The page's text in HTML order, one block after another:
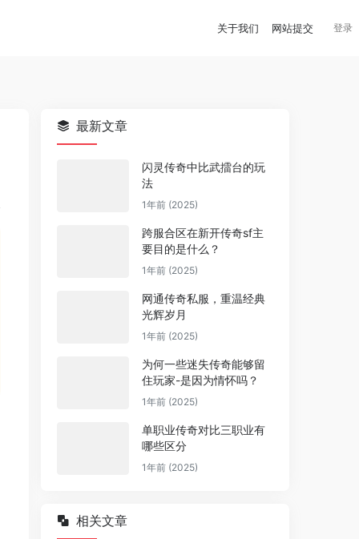
关于我们 网站提交 登录
最新文章
闪灵传奇中比武擂台的玩
法
1年前 (2025)
跨服合区在新开传奇sf主
要目的是什么？
1年前 (2025)
网通传奇私服，重温经典
光辉岁月
1年前 (2025)
为何一些迷失传奇能够留
住玩家-是因为情怀吗？
1年前 (2025)
单职业传奇对比三职业有
哪些区分
1年前 (2025)
相关文章